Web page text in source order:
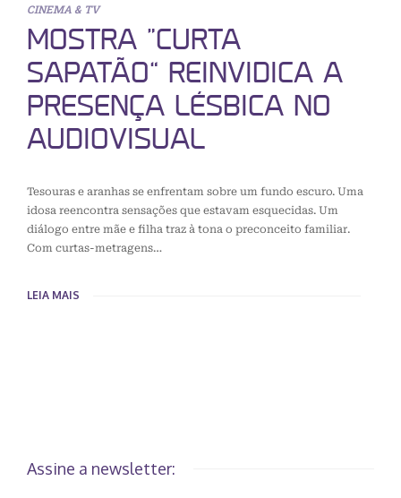
CINEMA & TV
MOSTRA “CURTA
SAPATÃO” REINVIDICA A
PRESENÇA LÉSBICA NO
AUDIOVISUAL
Tesouras e aranhas se enfrentam sobre um fundo escuro. Uma
idosa reencontra sensações que estavam esquecidas. Um
diálogo entre mãe e filha traz à tona o preconceito familiar.
Com curtas-metragens…
LEIA MAIS
Assine a newsletter: